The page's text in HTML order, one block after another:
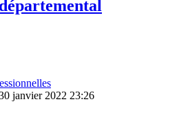
janvier 2022 23:26